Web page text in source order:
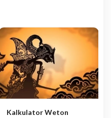
Kalkulator Weton